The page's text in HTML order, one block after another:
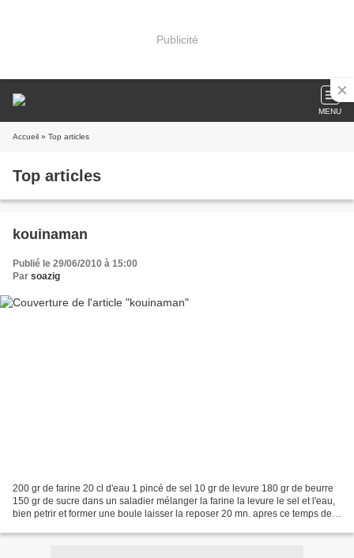
Publicité
MENU
Accueil » Top articles
Top articles
kouinaman
Publié le 29/06/2010 à 15:00
Par soazig
200 gr de farine 20 cl d'eau 1 pincé de sel 10 gr de levure 180 gr de beurre
150 gr de sucre dans un saladier mélanger la farine la levure le sel et l'eau,
bien petrir et former une boule laisser la reposer 20 mn. apres ce temps de